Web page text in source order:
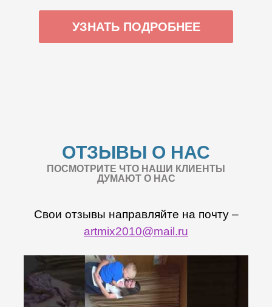
УЗНАТЬ ПОДРОБНЕЕ
ОТЗЫВЫ О НАС
ПОСМОТРИТЕ ЧТО НАШИ КЛИЕНТЫ
ДУМАЮТ О НАС
Свои отзывы направляйте на почту –
artmix2010@mail.ru